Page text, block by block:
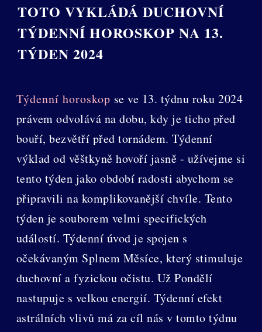
TOTO VYKLÁDÁ DUCHOVNÍ
TÝDENNÍ HOROSKOP NA 13.
TÝDEN 2024
Týdenní horoskop se ve 13. týdnu roku 2024
právem odvolává na dobu, kdy je ticho před
bouří, bezvětří před tornádem. Týdenní
výklad od věštkyně hovoří jasně - užívejme si
tento týden jako období radosti abychom se
připravili na komplikovanější chvíle. Tento
týden je souborem velmi specifických
událostí. Týdenní úvod je spojen s
očekávaným Splnem Měsíce, který stimuluje
duchovní a fyzickou očistu. Už Pondělí
nastupuje s velkou energií. Týdenní efekt
astrálních vlivů má za cíl nás v tomto týdnu